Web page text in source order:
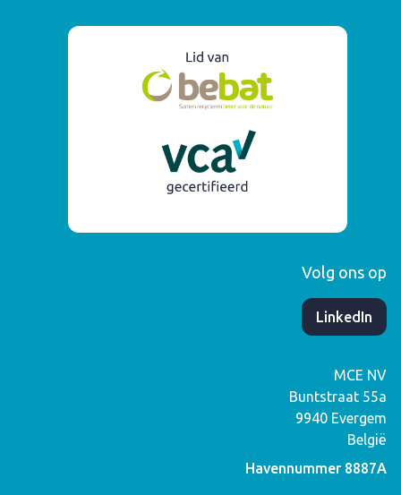
Volg ons op
​LinkedIn
MCE NV
Buntstraat 55a
9940 Evergem
België
Havennummer 8887A